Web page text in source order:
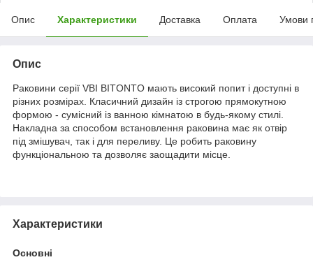
Опис Характеристики Доставка Оплата Умови
Опис
Раковини серії VBI BITONTO мають високий попит і доступні в
різних розмірах. Класичний дизайн із строгою прямокутною
формою - сумісний із ванною кімнатою в будь-якому стилі.
Накладна за способом встановлення раковина має як отвір
під змішувач, так і для переливу. Це робить раковину
функціональною та дозволяє заощадити місце.
Характеристики
Основні